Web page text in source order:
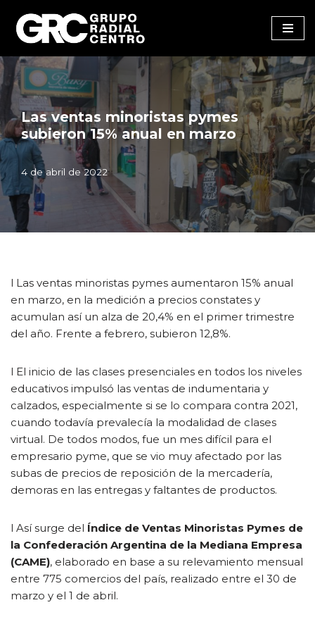
Saltar
al
contenido
Las ventas minoristas pymes
subieron 15% anual en marzo
4 de abril de 2022
l Las ventas minoristas pymes aumentaron 15% anual
en marzo, en la medición a precios constates y
acumulan así un alza de 20,4% en el primer trimestre
del año. Frente a febrero, subieron 12,8%.
l El inicio de las clases presenciales en todos los niveles
educativos impulsó las ventas de indumentaria y
calzados, especialmente si se lo compara contra 2021,
cuando todavía prevalecía la modalidad de clases
virtual. De todos modos, fue un mes difícil para el
empresario pyme, que se vio muy afectado por las
subas de precios de reposición de la mercadería,
demoras en las entregas y faltantes de productos.
l Así surge del Índice de Ventas Minoristas Pymes de
la Confederación Argentina de la Mediana Empresa
(CAME), elaborado en base a su relevamiento mensual
entre 775 comercios del país, realizado entre el 30 de
marzo y el 1 de abril.